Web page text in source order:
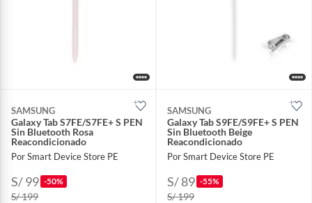
SAMSUNG
Galaxy Tab S7FE/S7FE+ S PEN
Sin Bluetooth Rosa
Reacondicionado
Por Smart Device Store PE
S/ 99 -50%
S/ 199
SAMSUNG
Galaxy Tab S9FE/S9FE+ S PEN
Sin Bluetooth Beige
Reacondicionado
Por Smart Device Store PE
S/ 89 -55%
S/ 199